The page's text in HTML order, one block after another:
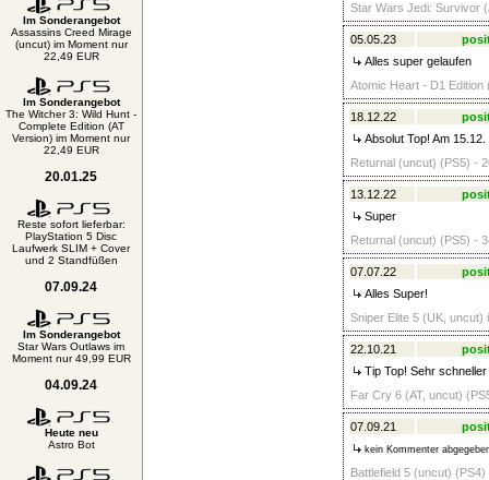
Im Sonderangebot
Assassins Creed Mirage
(uncut) im Moment nur
22,49 EUR
Im Sonderangebot
The Witcher 3: Wild Hunt -
Complete Edition (AT
Version) im Moment nur
22,49 EUR
20.01.25
Reste sofort lieferbar:
PlayStation 5 Disc
Laufwerk SLIM + Cover
und 2 Standfüßen
07.09.24
Im Sonderangebot
Star Wars Outlaws im
Moment nur 49,99 EUR
04.09.24
Heute neu
Astro Bot
Star Wars Jedi: Survivor
05.05.23
Alles super gelaufen
Atomic Heart - D1 Edition
18.12.22
Absolut Top! Am
Returnal (uncut) (PS5) -
13.12.22
Super
Returnal (uncut) (PS5) -
07.07.22
Alles Super!
Sniper Elite 5 (UK, uncut)
22.10.21
Tip Top! Sehr
Far Cry 6 (AT, uncut)
07.09.21
kein Kommenter
Battlefield 5 (uncut) (PS4)